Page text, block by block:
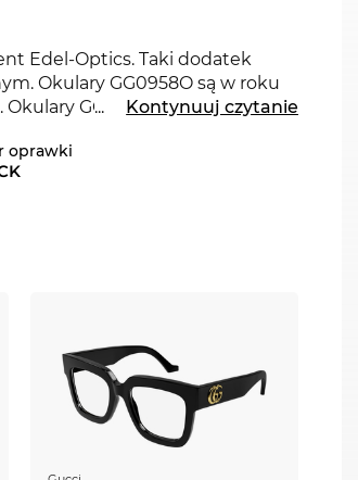
Edel-Optics. Taki dodatek
Okulary GG0958O są w roku
Okulary GG0958O marki Gucciz
Mamy dlaCiebie odpowiedni
... Kontynuuj czytanie
oprawki